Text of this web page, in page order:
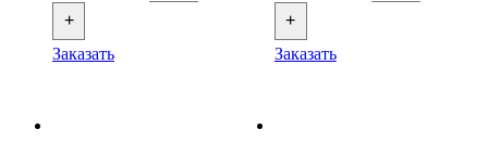
+
Заказать
+
Заказать